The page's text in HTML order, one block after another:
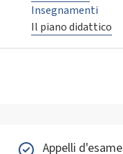
Insegnamenti
Il piano didattico
Appelli d'esame